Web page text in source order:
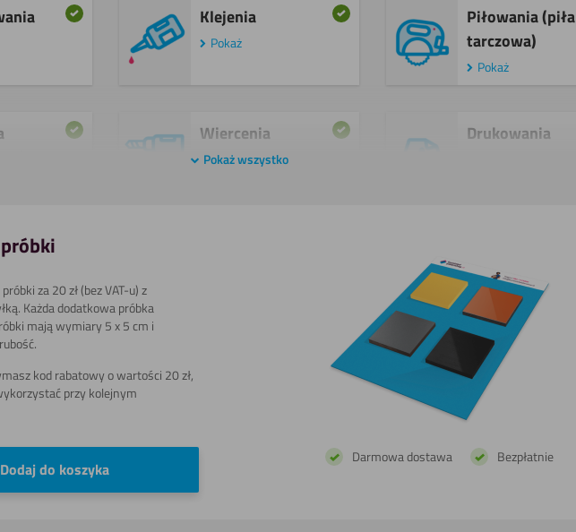
Klejenia
Pokaż
Piłowania (piła
tarczowa) ​
Pokaż
Wiercenia
Pokaż
Drukowania
laserowego
Gięcia (na
gorąco)
Powlekania
Pokaż wszystko
Darmowa dostawa Bezpłatnie
za 20 zł (bez VAT-u) z
Każda dodatkowa próbka
mają wymiary 5 x 5 cm i
kod rabatowy o wartości 20 zł,
przy kolejnym
Dodaj do koszyka